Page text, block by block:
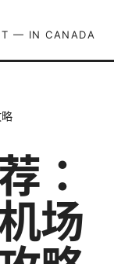
— IN CANADA
：
场